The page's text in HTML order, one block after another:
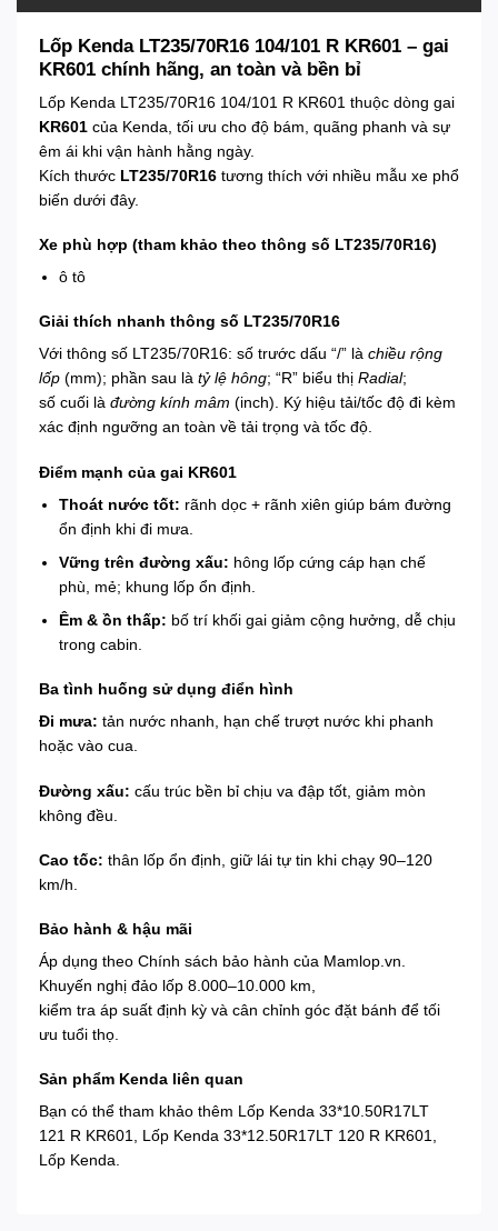
Lốp Kenda LT235/70R16 104/101 R KR601 – gai
KR601 chính hãng, an toàn và bền bỉ
Lốp Kenda LT235/70R16 104/101 R KR601 thuộc dòng gai
KR601 của Kenda, tối ưu cho độ bám, quãng phanh và sự
êm ái khi vận hành hằng ngày.
Kích thước LT235/70R16 tương thích với nhiều mẫu xe phổ
biến dưới đây.
Xe phù hợp (tham khảo theo thông số LT235/70R16)
ô tô
Giải thích nhanh thông số LT235/70R16
Với thông số LT235/70R16: số trước dấu “/” là chiều rộng
lốp (mm); phần sau là tỷ lệ hông; “R” biểu thị Radial;
số cuối là đường kính mâm (inch). Ký hiệu tải/tốc độ đi kèm
xác định ngưỡng an toàn về tải trọng và tốc độ.
Điểm mạnh của gai KR601
Thoát nước tốt: rãnh dọc + rãnh xiên giúp bám đường
ổn định khi đi mưa.
Vững trên đường xấu: hông lốp cứng cáp hạn chế
phù, mẻ; khung lốp ổn định.
Êm & ồn thấp: bố trí khối gai giảm cộng hưởng, dễ chịu
trong cabin.
Ba tình huống sử dụng điển hình
Đi mưa: tản nước nhanh, hạn chế trượt nước khi phanh
hoặc vào cua.
Đường xấu: cấu trúc bền bỉ chịu va đập tốt, giảm mòn
không đều.
Cao tốc: thân lốp ổn định, giữ lái tự tin khi chạy 90–120
km/h.
Bảo hành & hậu mãi
Áp dụng theo Chính sách bảo hành của Mamlop.vn.
Khuyến nghị đảo lốp 8.000–10.000 km,
kiểm tra áp suất định kỳ và cân chỉnh góc đặt bánh để tối
ưu tuổi thọ.
Sản phẩm Kenda liên quan
Bạn có thể tham khảo thêm Lốp Kenda 33*10.50R17LT
121 R KR601, Lốp Kenda 33*12.50R17LT 120 R KR601,
Lốp Kenda.